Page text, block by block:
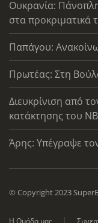
Ουκρανία:
στα
Παπάγου:
Πρωτέας: Στη
Διευκρίνιση από
κατάκτησης του
Άρης: Υπέγραψε
© Copyright 2023
Η Ομάδα μας